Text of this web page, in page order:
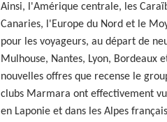
Ainsi, l'Amérique centrale, les
Canaries, l'Europe du Nord et le
pour les voyageurs, au départ de
Mulhouse, Nantes, Lyon, Bordeaux
nouvelles offres que recense le
clubs Marmara ont effectivement
en Laponie et dans les Alpes